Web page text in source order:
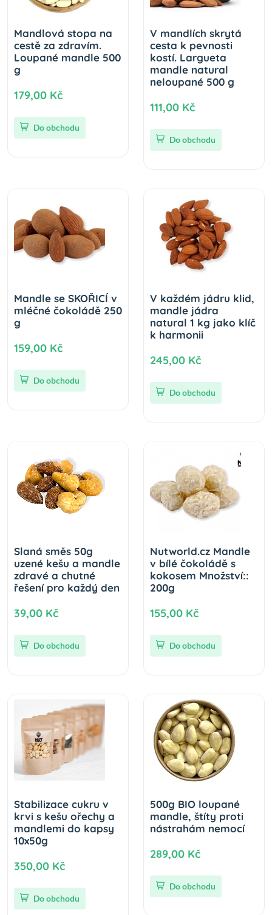
Mandlová stopa na
cestě za zdravím.
Loupané mandle 500
g
179,00 Kč
Do obchodu
V mandlích skrytá
cesta k pevnosti
kostí. Largueta
mandle natural
neloupané 500 g
111,00 Kč
Do obchodu
Mandle se SKOŘICÍ v
mléčné čokoládě 250
g
159,00 Kč
Do obchodu
V každém jádru klid,
mandle jádra
natural 1 kg jako klíč
k harmonii
245,00 Kč
Do obchodu
Slaná směs 50g
uzené kešu a mandle
zdravé a chutné
řešení pro každý den
39,00 Kč
Do obchodu
Nutworld.cz Mandle
v bílé čokoládě s
kokosem Množství::
200g
155,00 Kč
Do obchodu
Stabilizace cukru v
krvi s kešu ořechy a
mandlemi do kapsy
10x50g
350,00 Kč
Do obchodu
500g BIO loupané
mandle, štíty proti
nástrahám nemocí
289,00 Kč
Do obchodu